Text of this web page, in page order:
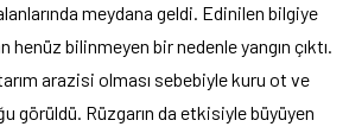
meydana geldi. Edinilen bilgiye
henüz bilinmeyen bir nedenle yangın çıktı.
tarım arazisi olması sebebiyle kuru ot ve
görüldü. Rüzgarın da etkisiyle büyüyen